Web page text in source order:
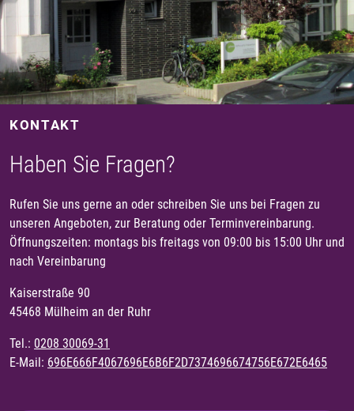
KONTAKT
Haben Sie Fragen?
Rufen Sie uns gerne an oder schreiben Sie uns bei Fragen zu
unseren Angeboten, zur Beratung oder Terminvereinbarung.
Öffnungszeiten: montags bis freitags von 09:00 bis 15:00 Uhr und
nach Vereinbarung
Kaiserstraße 90
45468 Mülheim an der Ruhr
Tel.: 0208 30069-31
E-Mail: 696E666F4067696E6B6F2D7374696674756E672E6465